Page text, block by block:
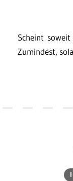
Scheint
Zumindest,